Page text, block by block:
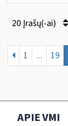
20 Įrašų(-ai)
1 ... 19
APIE VMI